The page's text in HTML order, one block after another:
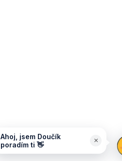
Ahoj, jsem Doučík
poradím ti 👋
×